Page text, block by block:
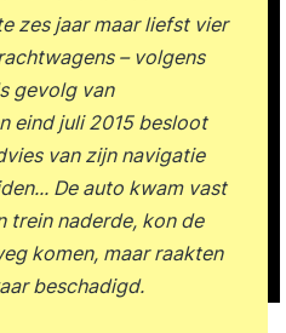
zes jaar maar liefst vier
– volgens
gevolg van
eind juli 2015 besloot
van zijn navigatie
De auto kwam vast
trein naderde, kon de
komen, maar raakten
beschadigd.